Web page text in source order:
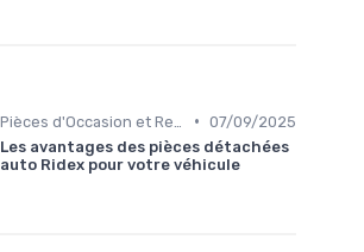
• 07/09/2025
Les avantages des pièces détachées
auto Ridex pour votre véhicule